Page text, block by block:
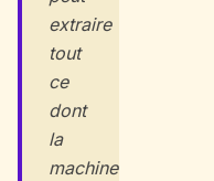
extraire
tout
ce
dont
la
machine